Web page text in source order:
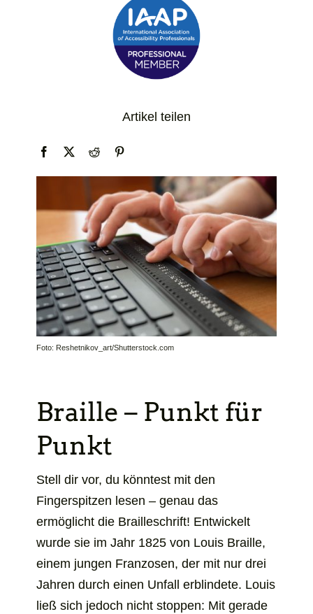
Artikel teilen
Foto: Reshetnikov_art/Shutterstock.com
Braille – Punkt für
Punkt
Stell dir vor, du könntest mit den
Fingerspitzen lesen – genau das
ermöglicht die Brailleschrift! Entwickelt
wurde sie im Jahr 1825 von Louis Braille,
einem jungen Franzosen, der mit nur drei
Jahren durch einen Unfall erblindete. Louis
ließ sich jedoch nicht stoppen: Mit gerade